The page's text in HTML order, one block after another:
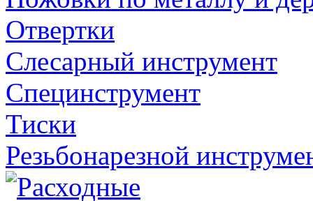
Отвертки
Слесарный инструмент
Специнструмент
Тиски
Резьбонарезной